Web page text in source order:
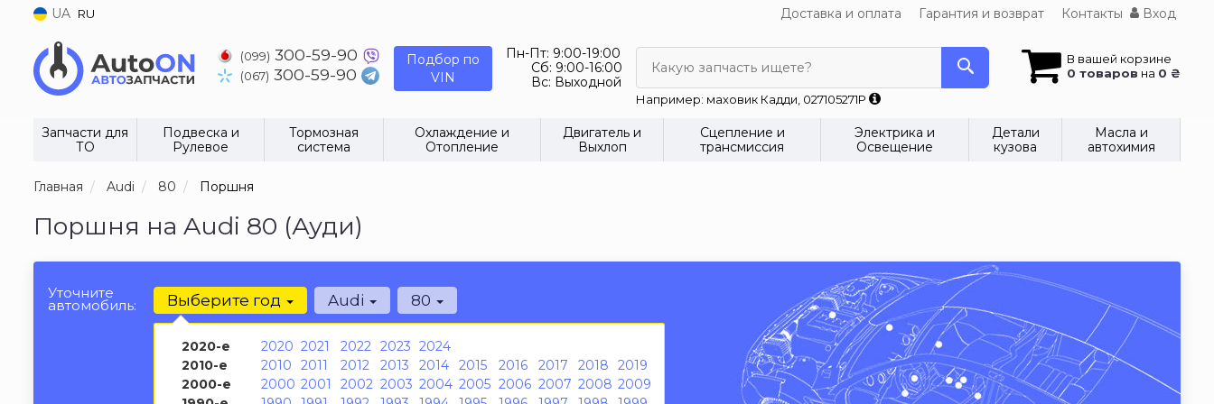
UA RU Доставка и оплата Гарантия и возврат Контакты Вход
(099) 300-59-90
(067) 300-59-90
Подбор по
VIN
Пн-Пт: 9:00-19:00
Сб: 9:00-16:00
Вс: Выходной
В вашей корзине
0 товаров на 0 ₴
Какую запчасть ищете?
Например: маховик Кадди, 027105271P
Запчасти для
ТО
Подвеска и
Рулевое
Тормозная
система
Охлаждение и
Отопление
Двигатель и
Выхлоп
Сцепление и
трансмиссия
Электрика и
Освещение
Детали
кузова
Масла и
автохимия
Главная Audi 80 Поршня
Поршня на Audi 80 (Ауди)
Уточните
автомобиль: Выберите год
2020-е 2020 2021 2022 2023 2024
2010-е
2010 2011 2012 2013 2014 2015 2016 2017 2018
2019
2000-е
2000 2001 2002 2003 2004 2005 2006 2007 2008 2009
Audi 80